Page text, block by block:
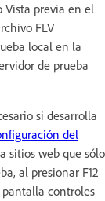
Vista previa en el
FLV
local en la
de prueba
si desarrolla
del
sitios web que sólo
al presionar F12
controles